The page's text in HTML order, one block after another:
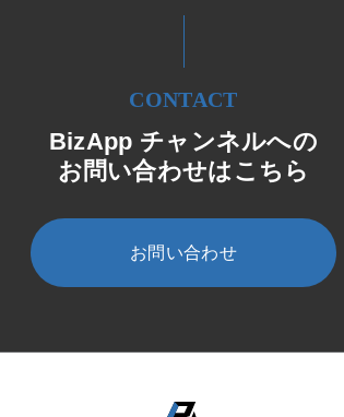
CONTACT
BizApp チャンネルへの
お問い合わせはこちら
お問い合わせ